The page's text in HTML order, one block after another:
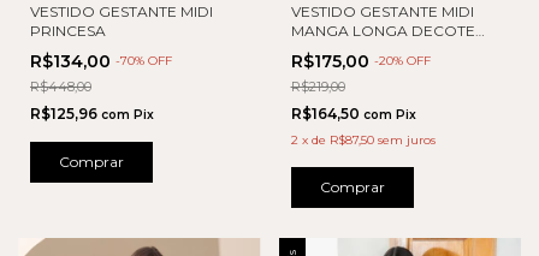
VESTIDO GESTANTE MIDI
PRINCESA
R$134,00 -70% OFF
R$448,00
R$125,96 com Pix
Comprar
VESTIDO GESTANTE MIDI
MANGA LONGA DECOTE
CANOA COM AVIAMENTO
R$175,00 -20% OFF
R$219,00
R$164,50 com Pix
2 x de R$87,50 sem juros
Comprar